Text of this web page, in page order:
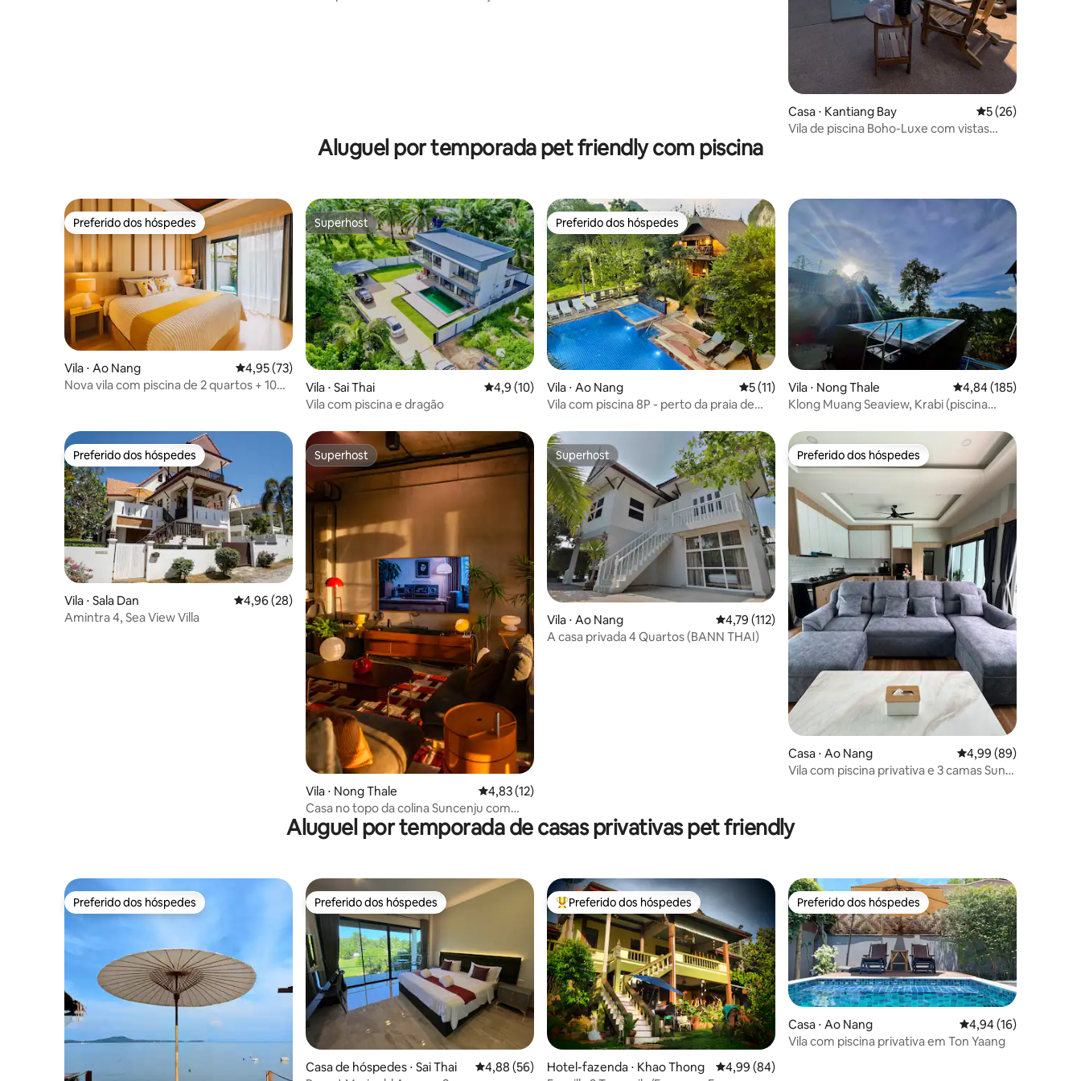
Casa ⋅ Kantiang Bay 5 de uma
5 (26)
Vila de piscina Boho-Luxe com vistas
Aluguel por temporada pet friendly com piscina
Preferido dos hóspedes
Preferido dos hóspedes
Vila ⋅ Ao Nang 4,95 de uma avaliação média de 5, 73 avaliações
4,95 (73)
Nova vila com piscina de 2 quartos + 10
Superhost
Superhost
Vila ⋅ Sai Thai 4,9 de uma avaliação média de 5, 10 avaliações
4,9 (10)
Vila com piscina e dragão
Preferido dos hóspedes
Preferido dos hóspedes
Vila ⋅ Ao Nang 5 de uma avaliação média de 5, 11 avaliações
5 (11)
Vila com piscina 8P - perto da praia de
Vila ⋅ Nong Thale 4,84 de uma avaliação
4,84 (185)
Klong Muang Seaview, Krabi (piscina
Preferido dos hóspedes
Preferido dos hóspedes
Vila ⋅ Sala Dan 4,96 de uma avaliação média de 5, 28 avaliações
4,96 (28)
Amintra 4, Sea ​​View Villa
Superhost
Superhost
Vila ⋅ Nong Thale 4,83 de uma avaliação média de 5, 12 avaliações
4,83 (12)
Casa no topo da colina Suncenju com
vista para o mar
Superhost
Superhost
Vila ⋅ Ao Nang 4,79 de uma avaliação média de 5, 112 avaliações
4,79 (112)
A casa privada 4 Quartos (BANN THAI)
Preferido dos hóspedes
Preferido dos hóspedes
Casa ⋅ Ao Nang 4,99 de uma
4,99 (89)
Vila com piscina privativa e 3 camas Sun
Aluguel por temporada de casas privativas pet friendly
Preferido dos hóspedes
Preferido dos hóspedes Preferido dos hóspedes
Preferido dos hóspedes
Casa de hóspedes ⋅ Sai Thai 4,88 de uma avaliação média de 5, 56 avaliações
4,88 (56)
Entre os melhores preferidos dos hóspedes
Preferido dos hóspedes
Hotel-fazenda ⋅ Khao Thong 4,99 de uma avaliação média de 5, 84 avaliações
4,99 (84)
Preferido dos hóspedes
Preferido dos hóspedes
Casa ⋅ Ao Nang 4,94 de uma
4,94 (16)
Vila com piscina privativa em Ton Yaang